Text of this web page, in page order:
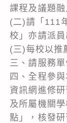
課程及議題
(二)請「111
校」亦請派員
(三)每校以推
三、請服務
四、全程參
資訊網進修
及所屬機關
點」，核發